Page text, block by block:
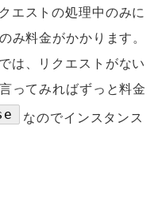
エストの処理中のみに
み料金がかかります。
は、リクエストがない
ってみればずっと料金
なのでインスタンス